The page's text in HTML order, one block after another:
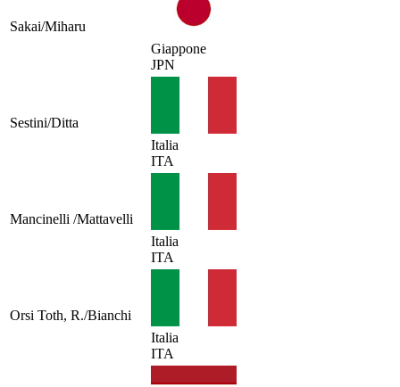
Sakai/Miharu
Giappone
JPN
Sestini/Ditta
Italia
ITA
Mancinelli /Mattavelli
Italia
ITA
Orsi Toth, R./Bianchi
Italia
ITA